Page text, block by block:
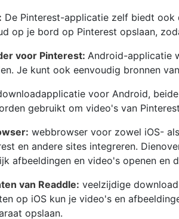
De Pinterest-applicatie zelf biedt
op je bord op Pinterest opslaan,
voor Pinterest: Android-applicatie
Je kunt ook eenvoudig bronnen
voor Android,
gebruikt om video's van
webbrowser voor zowel iOS-
en andere sites integreren.
afbeeldingen en video's openen en
van Readdle: veelzijdige
op iOS kun je video's en
opslaan.